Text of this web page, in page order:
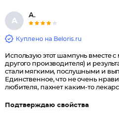
А
А.
Куплено на Beloris.ru
Использую этот шампунь вместе
другого производителя) и
стали мягкими, послушными и
Единственное, что не очень
любителя, пахнет каким-то
Подтверждаю свойства